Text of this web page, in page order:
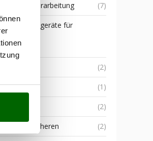
(7)
Anbaugeräte für
(2)
(1)
(2)
und Astscheren (2)